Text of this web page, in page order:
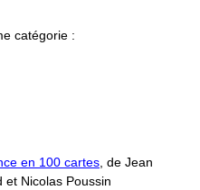
catégorie :
en 100 cartes, de Jean
et Nicolas Poussin